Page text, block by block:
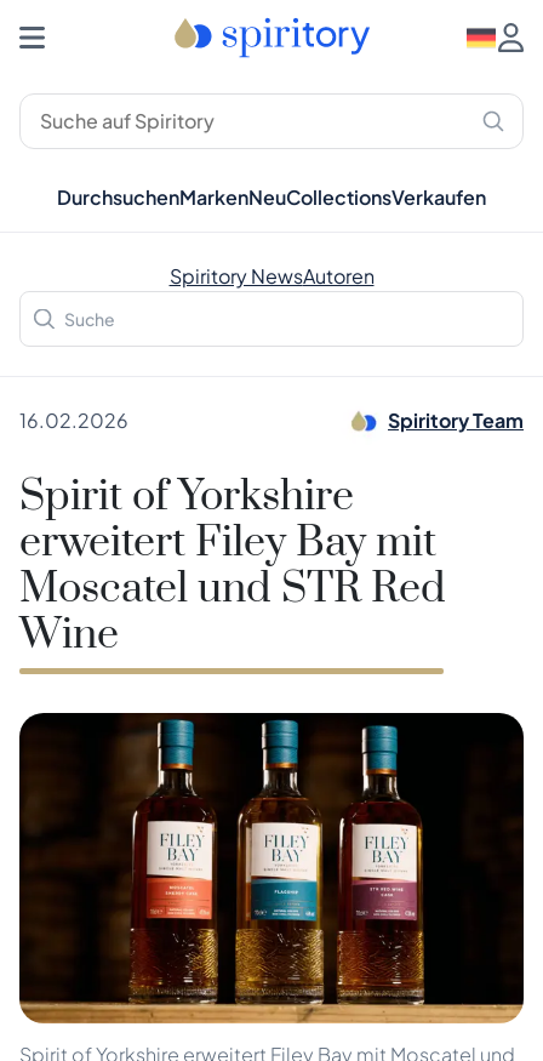
DurchsuchenMarkenNeuCollectionsVerkaufen
Spiritory NewsAutoren
16.02.2026 Spiritory Team
Spirit of Yorkshire
erweitert Filey Bay mit
Moscatel und STR Red
Wine
Spirit of Yorkshire erweitert Filey Bay mit Moscatel und